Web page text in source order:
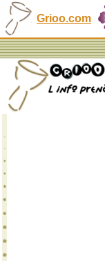
Grioo.com